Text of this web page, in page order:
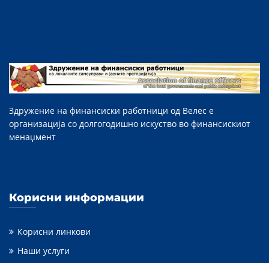
Здружение на финансиски работници од Велес е
организација со долгогодишно искуство во финансискиот
менаџмент
Корисни информации
Корисни линкови
Наши услуги